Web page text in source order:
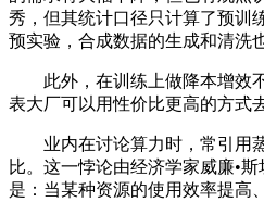
秀，但其统计口径只计算了预训
预实验，合成数据的生成和清洗
此外，在训练上做降本增效
表大厂可以用性价比更高的方式
业内在讨论算力时，常引用
比。这一悖论由经济学家威廉•
是：当某种资源的使用效率提高